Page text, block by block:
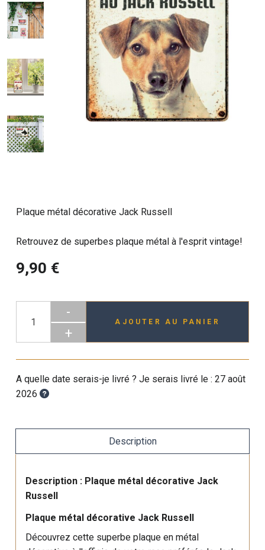
Plaque métal décorative Jack Russell
Retrouvez de superbes plaque métal à l'esprit vintage!
9,90 €
-
+
AJOUTER AU PANIER
A quelle date serais-je livré ? Je serais livré le :27 août
2026
Description
Description : Plaque métal décorative Jack
Russell
Plaque métal décorative Jack Russell
Découvrez cette superbe plaque en métal